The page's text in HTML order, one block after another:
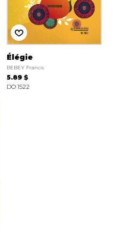
Élégie
BEBEY Francis
5.89 $
DO 1522